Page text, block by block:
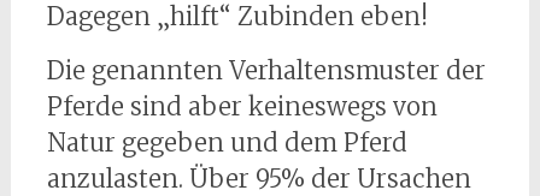
Dagegen „hilft“ Zubinden eben!
Die genannten Verhaltensmuster der
Pferde sind aber keineswegs von
Natur gegeben und dem Pferd
anzulasten. Über 95% der Ursachen